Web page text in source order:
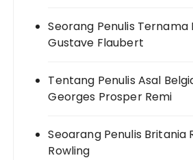
Seorang Penulis Ternama
Gustave Flaubert
Tentang Penulis Asal
Georges Prosper Remi
Seoarang Penulis Britania
Rowling